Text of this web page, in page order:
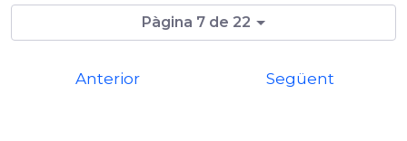
Pàgina 7 de 22
Anterior Següent